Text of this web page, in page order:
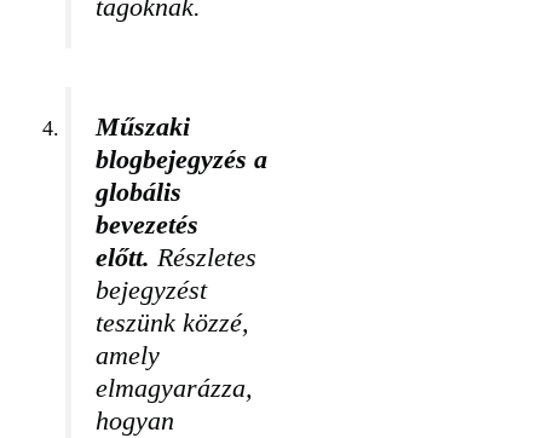
tagoknak.
Műszaki
blogbejegyzés a
globális
bevezetés
előtt. Részletes
bejegyzést
teszünk közzé,
amely
elmagyarázza,
hogyan